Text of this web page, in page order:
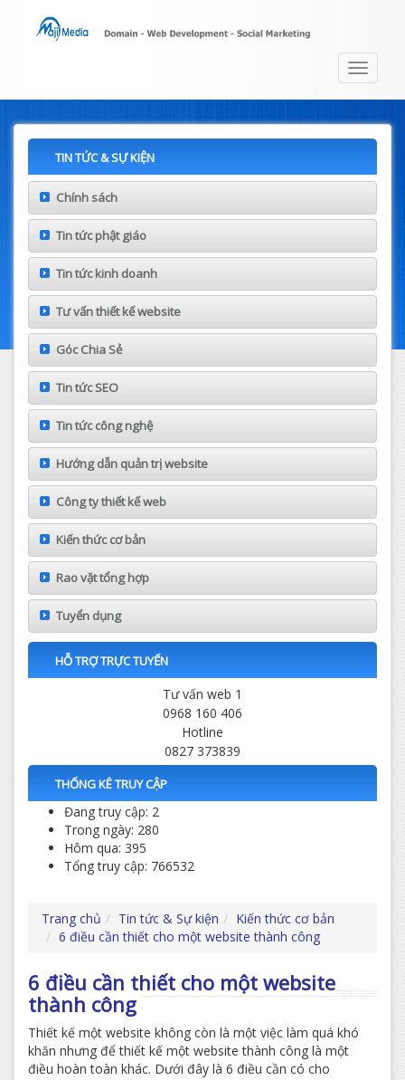
Toggle
TIN TỨC & SỰ KIỆN
Chính sách
Tin tức phật giáo
Tin tức kinh doanh
Tư vấn thiết kế website
Góc Chia Sẻ
Tin tức SEO
Tin tức công nghệ
Hướng dẫn quản trị website
Công ty thiết kế web
Kiến thức cơ bản
Rao vặt tổng hợp
Tuyển dụng
HỖ TRỢ TRỰC TUYẾN
Tư vấn web 1
0968 160 406
Hotline
0827 373839
THỐNG KÊ TRUY CẬP
Đang truy cập: 2
Trong ngày: 280
Hôm qua: 395
Tổng truy cập: 766532
Trang chủ Tin tức & Sự kiện
Kiến thức cơ bản
6 điều cần thiết cho một website thành công
6 điều cần thiết cho một website
thành công
Thiết kế một website không còn là một việc làm quá khó
khăn nhưng để thiết kế một website thành công là một
điều hoàn toàn khác. Dưới đây là 6 điều cần có cho